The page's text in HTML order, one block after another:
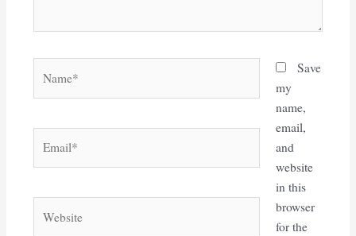
Save
my
name,
email,
and
website
in this
browser
for the